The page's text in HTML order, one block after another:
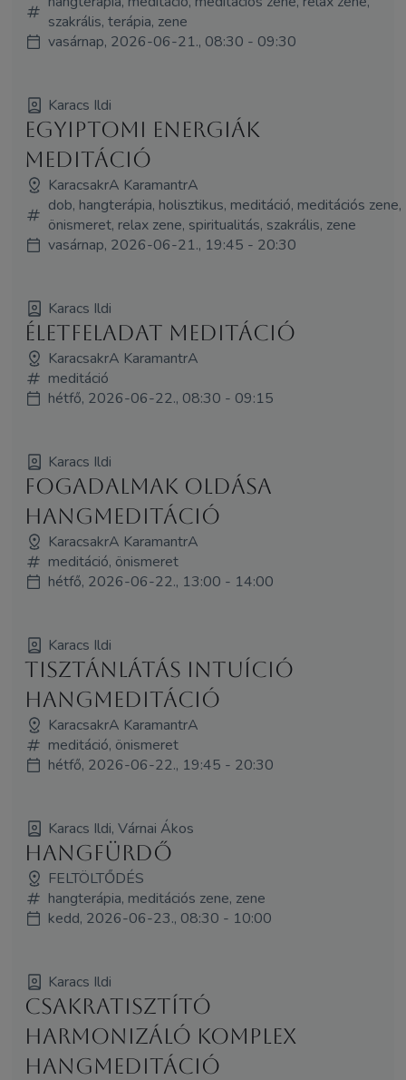
szakrális, terápia, zene
vasárnap, 2026-06-21., 08:30 - 09:30
Karacs Ildi
Egyiptomi energiák
meditáció
KaracsakrA KaramantrA
dob, hangterápia, holisztikus, meditáció, meditációs zene,
önismeret, relax zene, spiritualitás, szakrális, zene
vasárnap, 2026-06-21., 19:45 - 20:30
Karacs Ildi
Életfeladat meditáció
KaracsakrA KaramantrA
meditáció
hétfő, 2026-06-22., 08:30 - 09:15
Karacs Ildi
Fogadalmak oldása
hangmeditáció
KaracsakrA KaramantrA
meditáció, önismeret
hétfő, 2026-06-22., 13:00 - 14:00
Karacs Ildi
Tisztánlátás intuíció
hangmeditáció
KaracsakrA KaramantrA
meditáció, önismeret
hétfő, 2026-06-22., 19:45 - 20:30
Karacs Ildi, Várnai Ákos
Hangfürdő
FELTÖLTŐDÉS
hangterápia, meditációs zene, zene
kedd, 2026-06-23., 08:30 - 10:00
Karacs Ildi
Csakratisztító
harmonizáló komplex
hangmeditáció